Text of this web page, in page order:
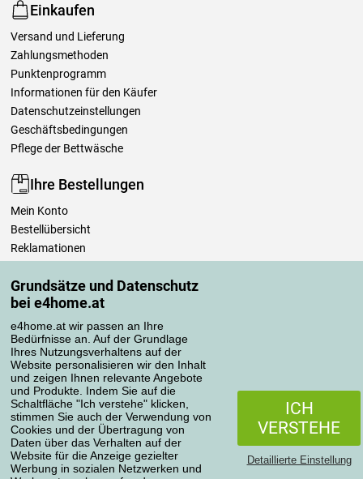
Grundsätze und Datenschutz
bei e4home.at
e4home.at wir passen an Ihre
Bedürfnisse an. Auf der Grundlage
Ihres Nutzungsverhaltens auf der
Website personalisieren wir den Inhalt
und zeigen Ihnen relevante Angebote
und Produkte. Indem Sie auf die
Schaltfläche "Ich verstehe" klicken,
stimmen Sie auch der Verwendung von
Cookies und der Übertragung von
Daten über das Verhalten auf der
Website für die Anzeige gezielter
Werbung in sozialen Netzwerken und
ICH
VERSTEHE
Detaillierte Einstellung
Einkaufen
Versand und Lieferung
Zahlungsmethoden
Punktenprogramm
Informationen für den Käufer
Datenschutzeinstellungen
Geschäftsbedingungen
Pflege der Bettwäsche
Ihre Bestellungen
Mein Konto
Bestellübersicht
Reklamationen
Einfach mehr wissen
Richtlinien zur Verarbeitung von Bewertungen
Transportarten
Zahlungsmethoden